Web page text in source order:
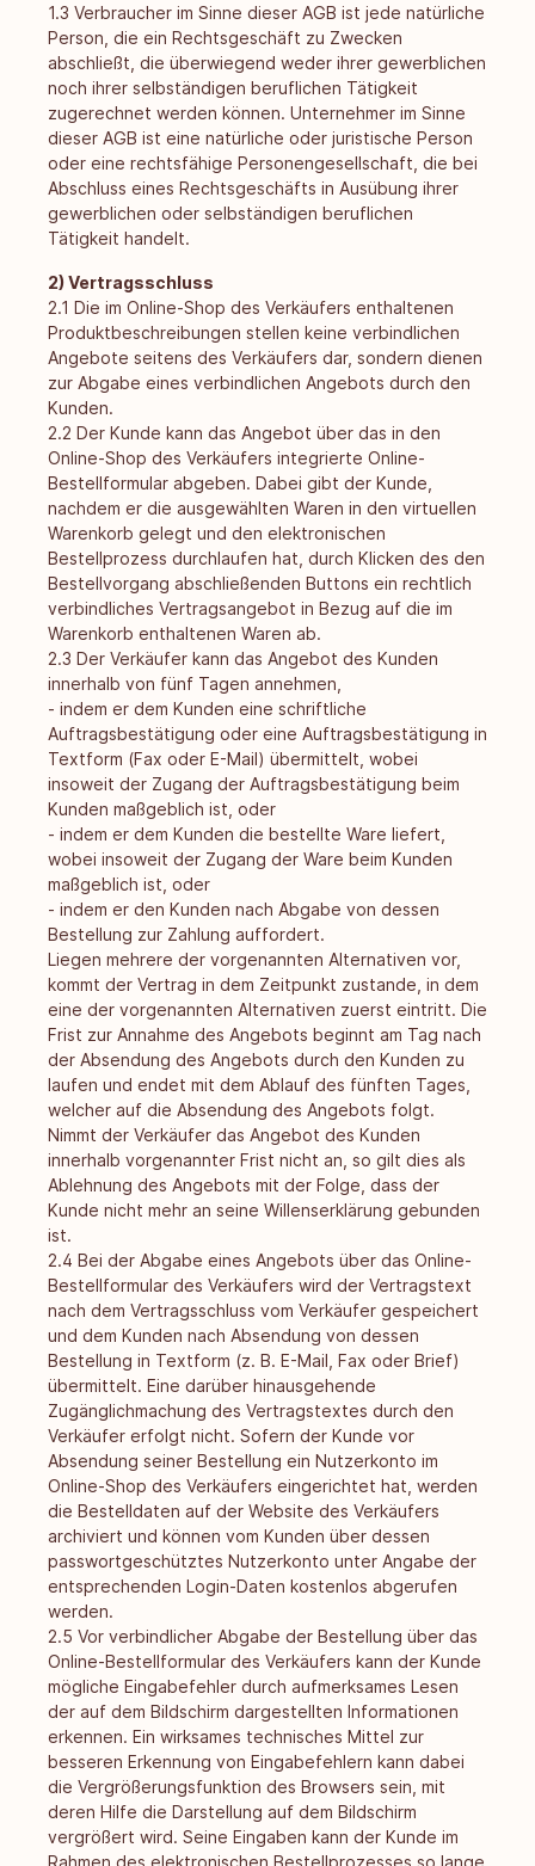
1.3 Verbraucher im Sinne dieser AGB ist jede natürliche
Person, die ein Rechtsgeschäft zu Zwecken
abschließt, die überwiegend weder ihrer gewerblichen
noch ihrer selbständigen beruflichen Tätigkeit
zugerechnet werden können. Unternehmer im Sinne
dieser AGB ist eine natürliche oder juristische Person
oder eine rechtsfähige Personengesellschaft, die bei
Abschluss eines Rechtsgeschäfts in Ausübung ihrer
gewerblichen oder selbständigen beruflichen
Tätigkeit handelt.
2) Vertragsschluss
2.1 Die im Online-Shop des Verkäufers enthaltenen
Produktbeschreibungen stellen keine verbindlichen
Angebote seitens des Verkäufers dar, sondern dienen
zur Abgabe eines verbindlichen Angebots durch den
Kunden.
2.2 Der Kunde kann das Angebot über das in den
Online-Shop des Verkäufers integrierte Online-
Bestellformular abgeben. Dabei gibt der Kunde,
nachdem er die ausgewählten Waren in den virtuellen
Warenkorb gelegt und den elektronischen
Bestellprozess durchlaufen hat, durch Klicken des den
Bestellvorgang abschließenden Buttons ein rechtlich
verbindliches Vertragsangebot in Bezug auf die im
Warenkorb enthaltenen Waren ab.
2.3 Der Verkäufer kann das Angebot des Kunden
innerhalb von fünf Tagen annehmen,
- indem er dem Kunden eine schriftliche
Auftragsbestätigung oder eine Auftragsbestätigung in
Textform (Fax oder E-Mail) übermittelt, wobei
insoweit der Zugang der Auftragsbestätigung beim
Kunden maßgeblich ist, oder
- indem er dem Kunden die bestellte Ware liefert,
wobei insoweit der Zugang der Ware beim Kunden
maßgeblich ist, oder
- indem er den Kunden nach Abgabe von dessen
Bestellung zur Zahlung auffordert.
Liegen mehrere der vorgenannten Alternativen vor,
kommt der Vertrag in dem Zeitpunkt zustande, in dem
eine der vorgenannten Alternativen zuerst eintritt. Die
Frist zur Annahme des Angebots beginnt am Tag nach
der Absendung des Angebots durch den Kunden zu
laufen und endet mit dem Ablauf des fünften Tages,
welcher auf die Absendung des Angebots folgt.
Nimmt der Verkäufer das Angebot des Kunden
innerhalb vorgenannter Frist nicht an, so gilt dies als
Ablehnung des Angebots mit der Folge, dass der
Kunde nicht mehr an seine Willenserklärung gebunden
ist.
2.4 Bei der Abgabe eines Angebots über das Online-
Bestellformular des Verkäufers wird der Vertragstext
nach dem Vertragsschluss vom Verkäufer gespeichert
und dem Kunden nach Absendung von dessen
Bestellung in Textform (z. B. E-Mail, Fax oder Brief)
übermittelt. Eine darüber hinausgehende
Zugänglichmachung des Vertragstextes durch den
Verkäufer erfolgt nicht. Sofern der Kunde vor
Absendung seiner Bestellung ein Nutzerkonto im
Online-Shop des Verkäufers eingerichtet hat, werden
die Bestelldaten auf der Website des Verkäufers
archiviert und können vom Kunden über dessen
passwortgeschütztes Nutzerkonto unter Angabe der
entsprechenden Login-Daten kostenlos abgerufen
werden.
2.5 Vor verbindlicher Abgabe der Bestellung über das
Online-Bestellformular des Verkäufers kann der Kunde
mögliche Eingabefehler durch aufmerksames Lesen
der auf dem Bildschirm dargestellten Informationen
erkennen. Ein wirksames technisches Mittel zur
besseren Erkennung von Eingabefehlern kann dabei
die Vergrößerungsfunktion des Browsers sein, mit
deren Hilfe die Darstellung auf dem Bildschirm
vergrößert wird. Seine Eingaben kann der Kunde im